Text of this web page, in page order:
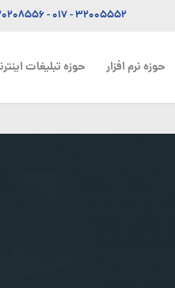
۳۲۰۰۵۵۵۲ - ۰۱۷ -
حوزه نرم افزار حوزه تبلیغات